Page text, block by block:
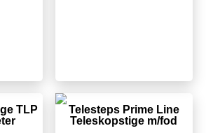
TLP
Telesteps Prime Line
Teleskopstige m/fod